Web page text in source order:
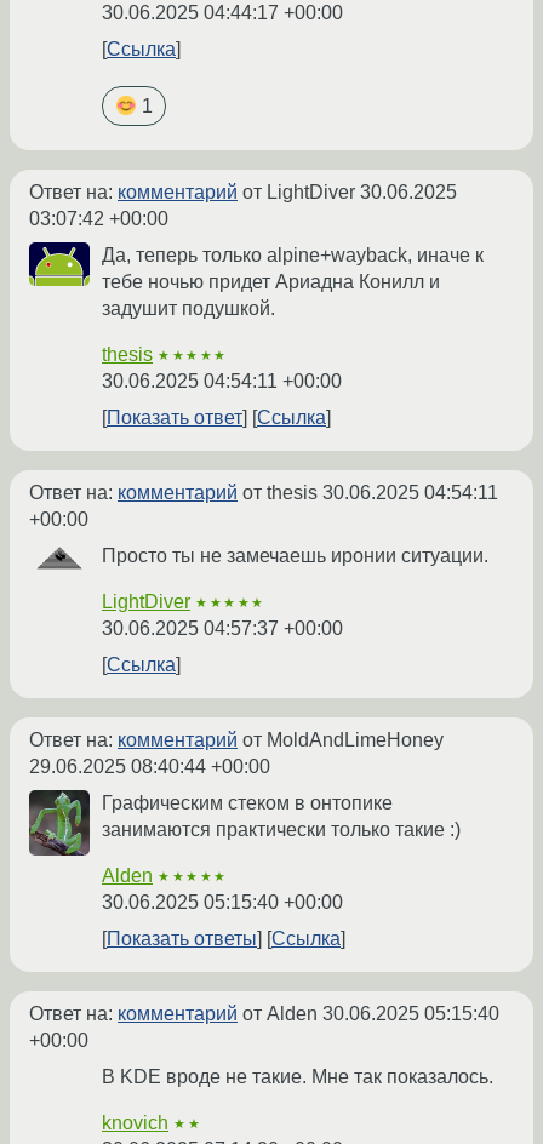
30.06.2025 04:44:17 +00:00
Ссылка
1
Ответ на: комментарий от LightDiver 30.06.2025
03:07:42 +00:00
Да, теперь только alpine+wayback, иначе к
тебе ночью придет Ариадна Конилл и
задушит подушкой.
thesis ★★★★★
30.06.2025 04:54:11 +00:00
Показать ответ
Ссылка
Ответ на: комментарий от thesis 30.06.2025 04:54:11
+00:00
Просто ты не замечаешь иронии ситуации.
LightDiver ★★★★★
30.06.2025 04:57:37 +00:00
Ссылка
Ответ на: комментарий от MoldAndLimeHoney
29.06.2025 08:40:44 +00:00
Графическим стеком в онтопике
занимаются практически только такие :)
Alden ★★★★★
30.06.2025 05:15:40 +00:00
Показать ответы
Ссылка
Ответ на: комментарий от Alden 30.06.2025 05:15:40
+00:00
В KDE вроде не такие. Мне так показалось.
knovich ★★